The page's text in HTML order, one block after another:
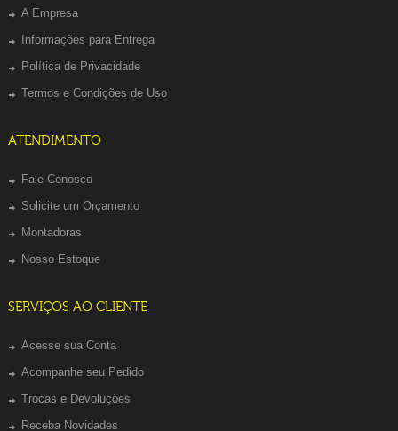
A Empresa
Informações para Entrega
Política de Privacidade
Termos e Condições de Uso
ATENDIMENTO
Fale Conosco
Solicite um Orçamento
Montadoras
Nosso Estoque
SERVIÇOS AO CLIENTE
Acesse sua Conta
Acompanhe seu Pedido
Trocas e Devoluções
Receba Novidades